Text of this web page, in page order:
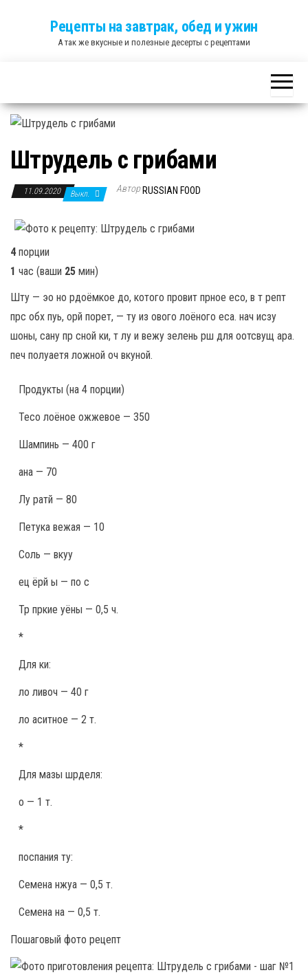
Рецепты на завтрак, обед и ужин
А так же вкусные и полезные десерты с рецептами
Штрудель с грибами
11.09.2020 Выкл. Автор RUSSIAN FOOD
4 порции
1 час (ваши 25 мин)
Шту — эо но рдоёмкое до, котого провит прное есо, в т репт
прс обх пуь, орй порет, — ту из ового лоёного еса. нач исзу
шоны, сану пр сной ки, т лу и вежу зелень рш для оотсвущ ара.
печ полуаетя ложной оч вкуной.
Продукты (на 4 порции)
Тесо лоёное ожжевое — 350
Шампинь — 400 г
ана — 70
Лу ратй — 80
Петука вежая — 10
Соль — вкуу
ец ёрй ы — по с
Тр пркие уёны — 0,5 ч.
*
Для ки:
ло ливоч — 40 г
ло аситное — 2 т.
*
Для мазы шрделя:
о — 1 т.
*
поспания ту:
Семена нжуа — 0,5 т.
Семена на — 0,5 т.
Пошаговый фото рецепт